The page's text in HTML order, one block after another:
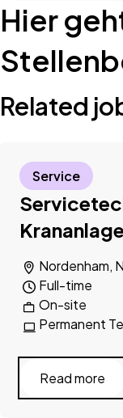
Hier
Related
Nordenham,
On-site
Full-time
Permanent
Service
Read more